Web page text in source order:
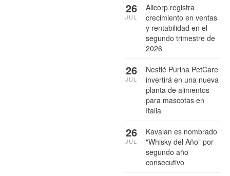
Alicorp registra
crecimiento en ventas
y rentabilidad en el
segundo trimestre de
2026
26
JUL
Nestlé Purina PetCare
invertirá en una nueva
planta de alimentos
para mascotas en
Italia
26
JUL
Kavalan es nombrado
"Whisky del Año" por
segundo año
consecutivo
26
JUL